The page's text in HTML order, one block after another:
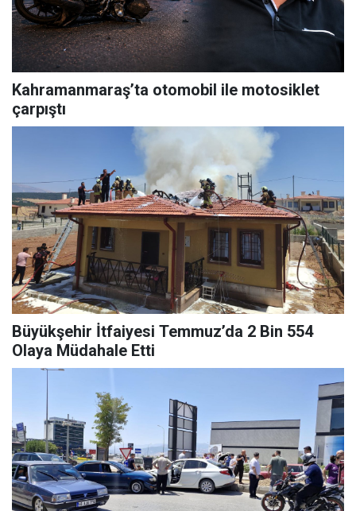
Kahramanmaraş’ta otomobil ile motosiklet
çarpıştı
Büyükşehir İtfaiyesi Temmuz’da 2 Bin 554
Olaya Müdahale Etti